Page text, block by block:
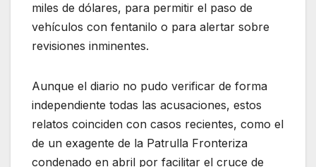
miles de dólares, para permitir el paso de
vehículos con fentanilo o para alertar sobre
revisiones inminentes.
Aunque el diario no pudo verificar de forma
independiente todas las acusaciones, estos
relatos coinciden con casos recientes, como el
de un exagente de la Patrulla Fronteriza
condenado en abril por facilitar el cruce de